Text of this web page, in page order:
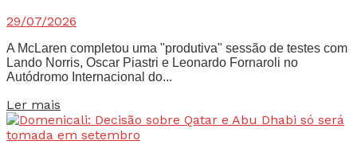
29/07/2026
A McLaren completou uma "produtiva" sessão de testes com
Lando Norris, Oscar Piastri e Leonardo Fornaroli no
Autódromo Internacional do...
Ler mais